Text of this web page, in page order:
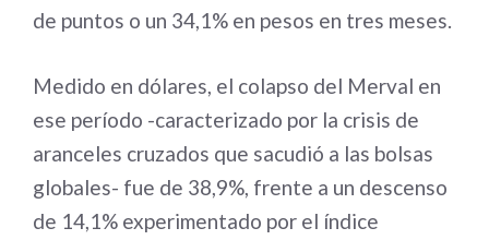
de puntos o un 34,1% en pesos en tres meses.
Medido en dólares, el colapso del Merval en
ese período -caracterizado por la crisis de
aranceles cruzados que sacudió a las bolsas
globales- fue de 38,9%, frente a un descenso
de 14,1% experimentado por el índice